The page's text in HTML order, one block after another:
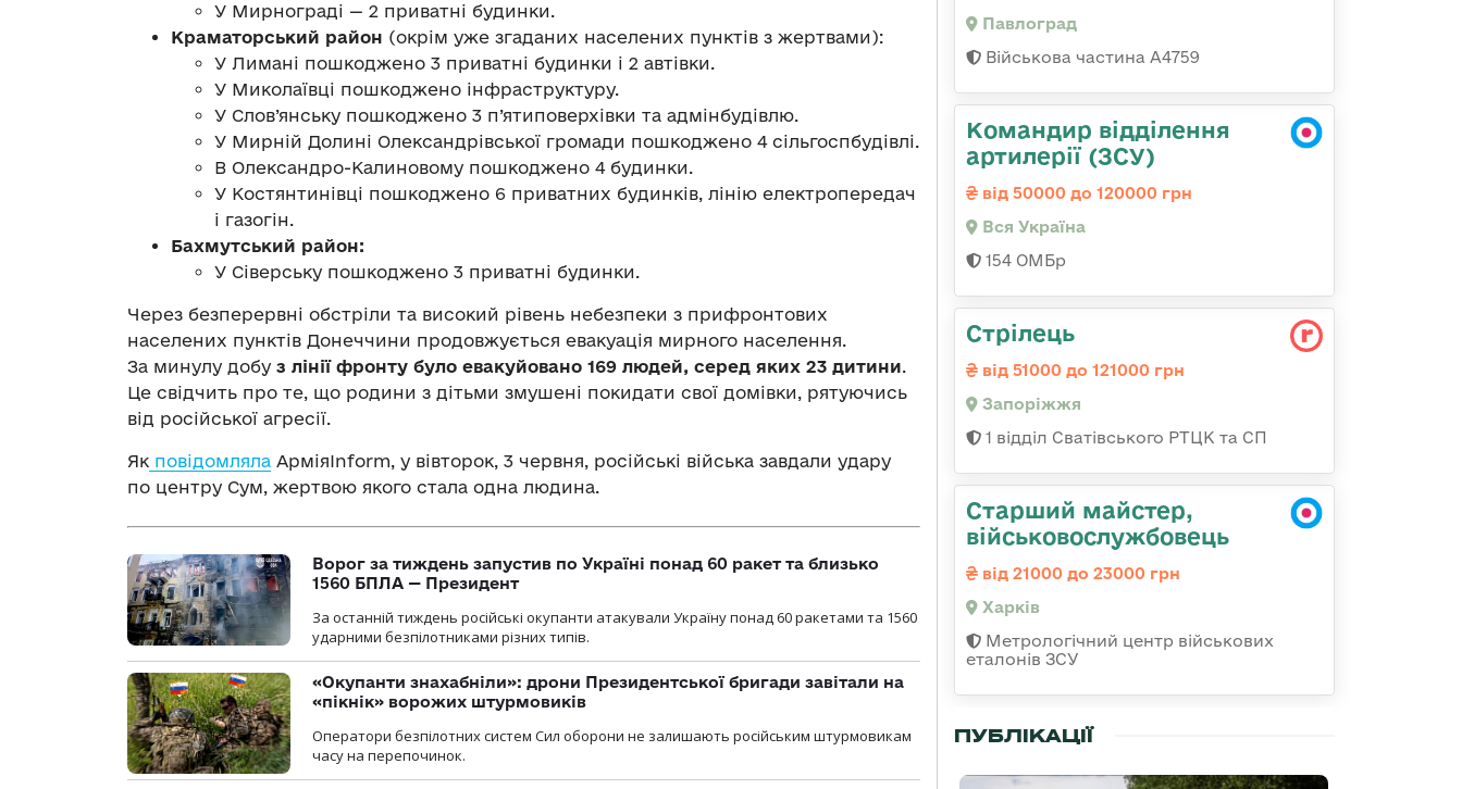
У Мирнограді — 2 приватні будинки.
Краматорський район (окрім уже згаданих населених пунктів з жертвами):
У Лимані пошкоджено 3 приватні будинки і 2 автівки.
У Миколаївці пошкоджено інфраструктуру.
У Слов’янську пошкоджено 3 п’ятиповерхівки та адмінбудівлю.
У Мирній Долині Олександрівської громади пошкоджено 4 сільгоспбудівлі.
В Олександро-Калиновому пошкоджено 4 будинки.
У Костянтинівці пошкоджено 6 приватних будинків, лінію електропередач
і газогін.
Бахмутський район:
У Сіверську пошкоджено 3 приватні будинки.
Через безперервні обстріли та високий рівень небезпеки з прифронтових
населених пунктів Донеччини продовжується евакуація мирного населення.
За минулу добу з лінії фронту було евакуйовано 169 людей, серед яких 23 дитини.
Це свідчить про те, що родини з дітьми змушені покидати свої домівки, рятуючись
від російської агресії.
Як повідомляла АрміяInform, у вівторок, 3 червня, російські війська завдали удару
по центру Сум, жертвою якого стала одна людина.
Ворог за тиждень запустив по Україні понад 60 ракет та близько
1560 БПЛА — Президент
За останній тиждень російські окупанти атакували Україну понад 60 ракетами та 1560
ударними безпілотниками різних типів.
«Окупанти знахабніли»: дрони Президентської бригади завітали на
«пікнік» ворожих штурмовиків
Оператори безпілотних систем Сил оборони не залишають російським штурмовикам
часу на перепочинок.
Павлоград
Військова частина А4759
Командир відділення
артилерії (ЗСУ)
від 50000 до 120000 грн
Вся Україна
154 ОМБр
Стрілець
від 51000 до 121000 грн
Запоріжжя
1 відділ Сватівського РТЦК та СП
Старший майстер,
військовослужбовець
від 21000 до 23000 грн
Харків
Метрологічний центр військових
еталонів ЗСУ
ПУБЛІКАЦІЇ